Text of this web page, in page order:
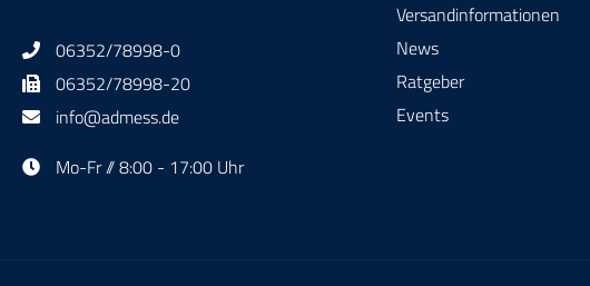
06352/78998-0
06352/78998-20
info@admess.de
Mo-Fr // 8:00 - 17:00 Uhr
Versandinformationen
News
Ratgeber
Events